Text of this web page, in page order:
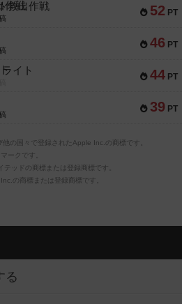
52 PT
救出作戦
46 PT
44 PT
イト
39 PT
の国々で登録されたApple Inc.の商標です。
ークです。
ッドの商標または登録商標です。
の商標または登録商標です。
る